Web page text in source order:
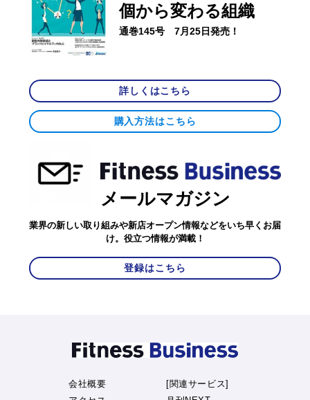
個から変わる組織
通巻145号 7月25日発売！
詳しくはこちら
購入方法はこちら
メールマガジン
業界の新しい取り組みや新店オープン情報などをいち早くお届
け。役立つ情報が満載！
登録はこちら
会社概要
[関連サービス]